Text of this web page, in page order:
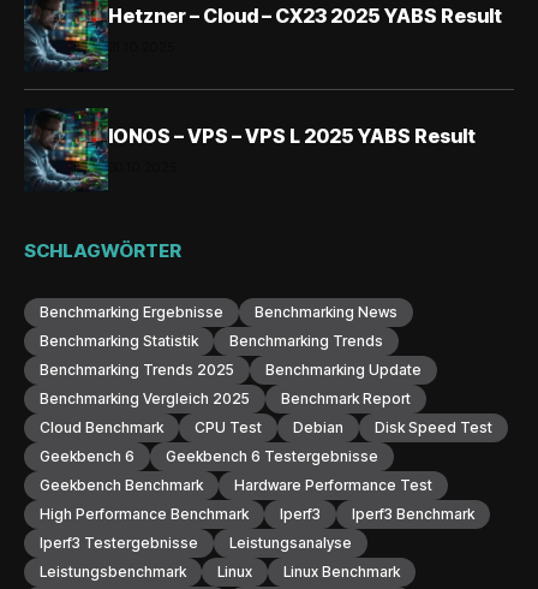
Hetzner – Cloud – CX23 2025 YABS Result
IONOS – VPS – VPS L 2025 YABS Result
SCHLAGWÖRTER
Benchmarking Ergebnisse
Benchmarking News
Benchmarking Statistik
Benchmarking Trends
Benchmarking Trends 2025
Benchmarking Update
Benchmarking Vergleich 2025
Benchmark Report
Cloud Benchmark
CPU Test Debian
Disk Speed Test
Geekbench 6
Geekbench 6 Testergebnisse
Geekbench Benchmark
Hardware Performance Test
High Performance Benchmark
Iperf3
Iperf3 Benchmark
Iperf3 Testergebnisse
Leistungsanalyse
Leistungsbenchmark
Linux
Linux Benchmark